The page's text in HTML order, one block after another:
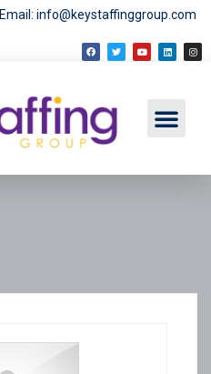
Email: info@keystaffinggroup.com